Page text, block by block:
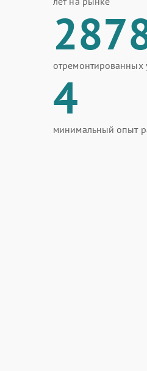
отремонтированных
4
минимальный опыт